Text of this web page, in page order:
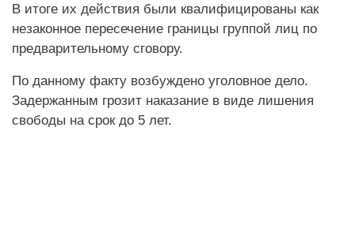
В итоге их действия были квалифицированы как
незаконное пересечение границы группой лиц по
предварительному сговору.
По данному факту возбуждено уголовное дело.
Задержанным грозит наказание в виде лишения
свободы на срок до 5 лет.